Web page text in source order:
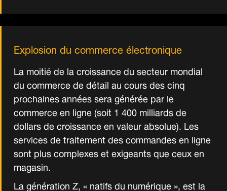
Explosion du commerce électronique
La moitié de la croissance du secteur mondial
du commerce de détail au cours des cinq
prochaines années sera générée par le
commerce en ligne (soit 1 400 milliards de
dollars de croissance en valeur absolue). Les
services de traitement des commandes en ligne
sont plus complexes et exigeants que ceux en
magasin.
La génération Z, « natifs du numérique », est la